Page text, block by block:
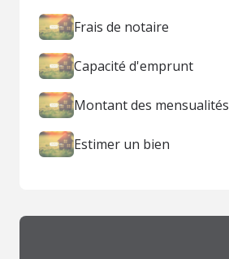
Frais de notaire
Capacité d'emprunt
Montant des mensualités
Estimer un bien